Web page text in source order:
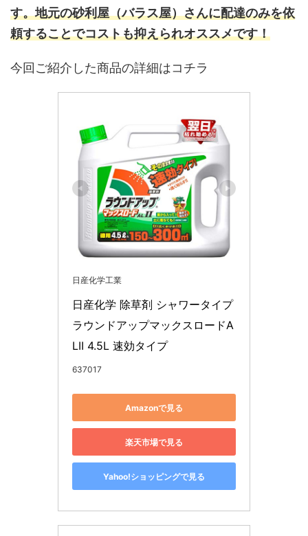
す。地元の砂利屋（バラス屋）さんに配達のみを依
頼することでコストも抑えられオススメです！
今回ご紹介した商品の詳細はコチラ
日産化学工業
日産化学 除草剤 シャワータイプ
ラウンドアップマックスロードA
LII 4.5L 速効タイプ
637017
Amazonで見る
楽天市場で見る
Yahoo!ショッピングで見る